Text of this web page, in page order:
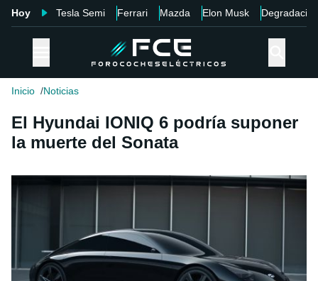
Hoy Tesla Semi Ferrari Mazda Elon Musk Degradación
Inicio Noticias
El Hyundai IONIQ 6 podría suponer
la muerte del Sonata